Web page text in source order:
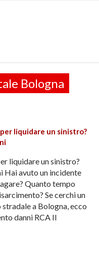
Bologna
liquidare un sinistro?
liquidare un sinistro?
Hai avuto un incidente
Quanto tempo
Se cerchi un
a Bologna, ecco
danni RCA Il